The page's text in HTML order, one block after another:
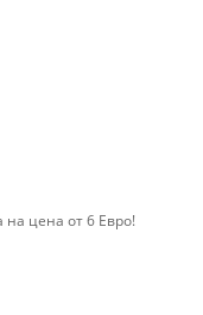
цена от 6 Евро!